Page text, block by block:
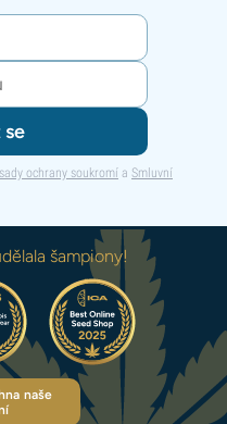
ochrany soukromí a Smluvní
šampiony!
naše